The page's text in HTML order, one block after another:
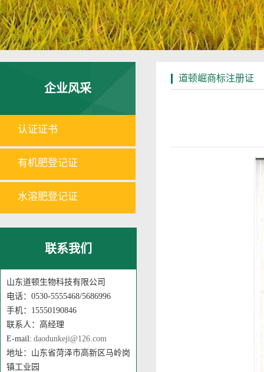
企业风采
认证证书
有机肥登记证
水溶肥登记证
联系我们
山东道顿生物科技有限公司
电话：0530-5555468/5686996
手机：15550190846
联系人：高经理
E-mail: daodunkeji@126.com
地址：山东省菏泽市高新区马岭岗
镇工业园
道顿崛商标注册证